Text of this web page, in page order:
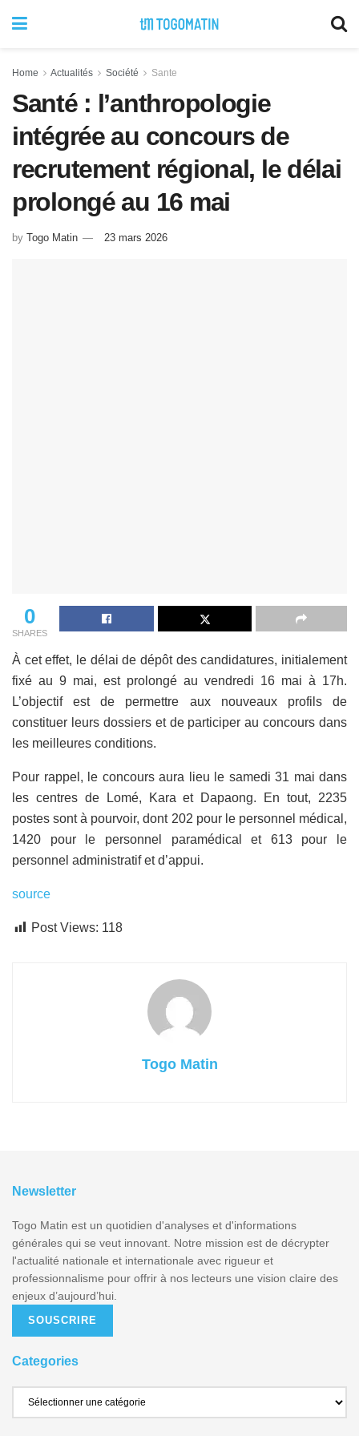
Home Actualités Société Sante
Santé : l’anthropologie
intégrée au concours de
recrutement régional, le délai
prolongé au 16 mai
by Togo Matin 23 mars 2026
0
SHARES
À cet effet, le délai de dépôt des candidatures, initialement
fixé au 9 mai, est prolongé au vendredi 16 mai à 17h.
L’objectif est de permettre aux nouveaux profils de
constituer leurs dossiers et de participer au concours dans
les meilleures conditions.
Pour rappel, le concours aura lieu le samedi 31 mai dans
les centres de Lomé, Kara et Dapaong. En tout, 2235
postes sont à pourvoir, dont 202 pour le personnel médical,
1420 pour le personnel paramédical et 613 pour le
personnel administratif et d’appui.
source
Post Views: 118
Togo Matin
Newsletter
Togo Matin est un quotidien d'analyses et d'informations
générales qui se veut innovant. Notre mission est de décrypter
l'actualité nationale et internationale avec rigueur et
professionnalisme pour offrir à nos lecteurs une vision claire des
enjeux d’aujourd’hui.
SOUSCRIRE
Categories